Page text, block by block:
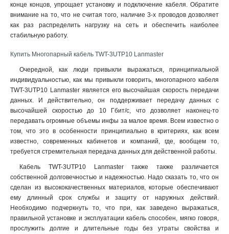
конце концов, упрощает установку и подключение кабеля. Обратите
внимание на то, что не считая того, наличие 3-х проводов дозволяет
как раз распределить нагрузку на сеть и обеспечить наиболее
стабильную работу.
Купить Многопарный кабель TWT-3UTP10 Lanmaster
Очередной, как люди привыкли выражаться, принципиальной
индивидуальностью, как мы привыкли говорить, многопарного кабеля
TWT-3UTP10 Lanmaster является его высочайшая скорость передачи
данных. И действительно, он поддерживает передачу данных с
высочайшей скоростью до 10 Гбит/с, что дозволяет наконец-то
передавать огромные объемы инфы за малое время. Всем известно о
том, что это в особенности принципиально в критериях, как всем
известно, современных кабинетов и компаний, где, вообщем то,
требуется стремительная передача данных для действенной работы.
Кабель TWT-3UTP10 Lanmaster также также различается
собственной долговечностью и надежностью. Надо сказать то, что он
сделан из высококачественных материалов, которые обеспечивают
ему длинный срок службы и защиту от наружных действий.
Необходимо подчеркнуть то, что при, как заведено выражаться,
правильной установке и эксплуатации кабель способен, мягко говоря,
прослужить долгие и длительные годы без утраты свойства и